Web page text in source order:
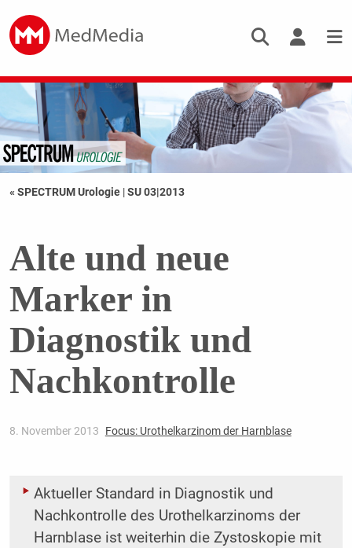
« SPECTRUM Urologie |SU 03|2013
Alte und neue
Marker in
Diagnostik und
Nachkontrolle
8. November 2013 Focus: Urothelkarzinom der Harnblase
Aktueller Standard in Diagnostik und
Nachkontrolle des Urothelkarzinoms der
Harnblase ist weiterhin die Zystoskopie mit